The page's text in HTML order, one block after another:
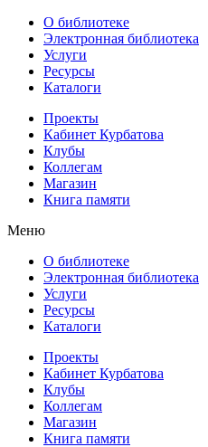
О библиотеке
Электронная библиотека
Услуги
Ресурсы
Каталоги
Проекты
Кабинет Курбатова
Клубы
Коллегам
Магазин
Книга памяти
Меню
О библиотеке
Электронная библиотека
Услуги
Ресурсы
Каталоги
Проекты
Кабинет Курбатова
Клубы
Коллегам
Магазин
Книга памяти